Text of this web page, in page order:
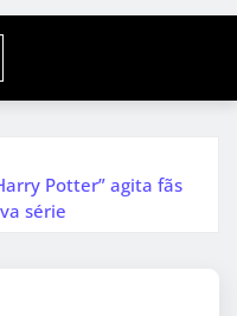
Potter” agita fãs
série